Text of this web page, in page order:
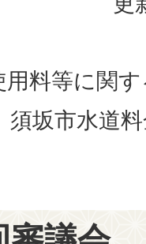
用料等に関
須坂市水道